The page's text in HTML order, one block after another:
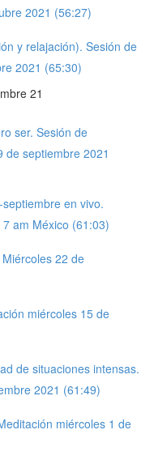
2021 (56:27)
y relajación). Sesión de
2021 (65:30)
21
ser. Sesión de
de septiembre 2021
en vivo.
am México (61:03)
22 de
miércoles 15 de
de situaciones intensas.
2021 (61:49)
miércoles 1 de